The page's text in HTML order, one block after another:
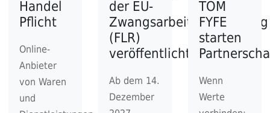
Handel
Pflicht
Online-
Anbieter
von Waren
und
der EU-
Zwangsarbeitsverordnung
(FLR)
veröffentlicht
Ab dem 14.
Dezember
TOM
FYFE
starten
Wenn
Werte